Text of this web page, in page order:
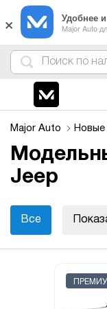
4
1
3
2
Major Auto Новые
Jeep
Все
× Удобнее
Major Auto